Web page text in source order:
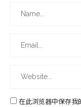
在此浏览器中保存我